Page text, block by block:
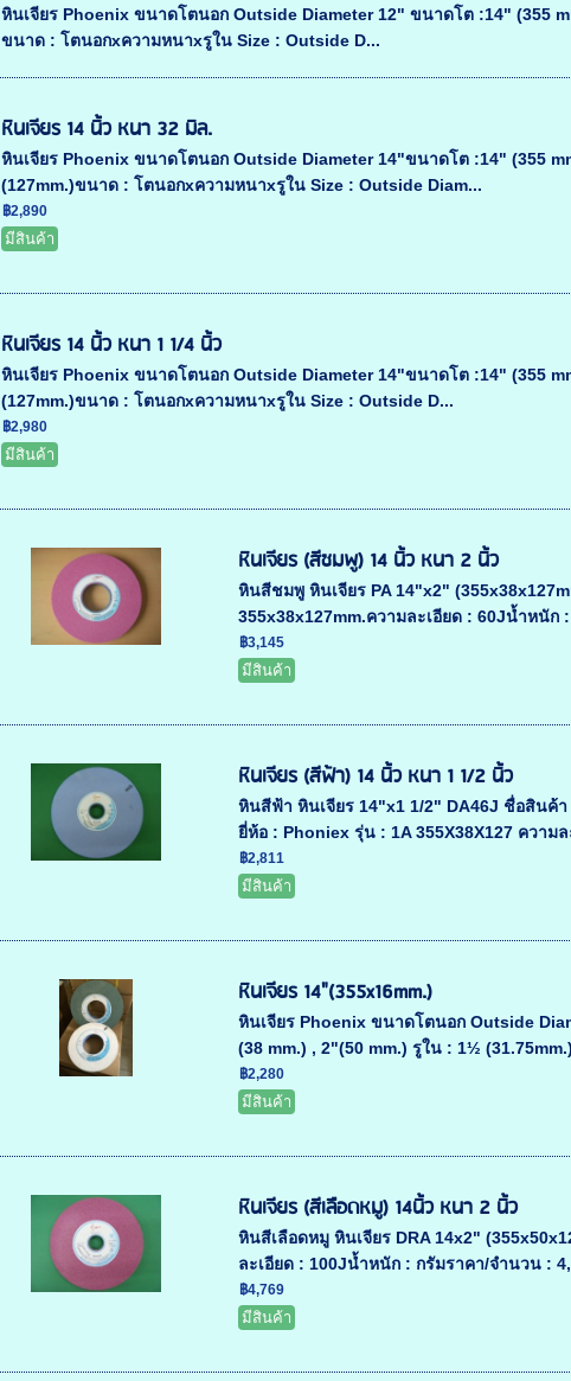
หินเจียร Phoenix ขนาดโตนอก Outside Diameter 12" ขนาดโต :14" (355
ขนาด : โตนอกxความหนาxรูใน Size : Outside D...
หินเจียร 14 นิ้ว หนา 32 มิล.
หินเจียร Phoenix ขนาดโตนอก Outside Diameter 14"ขนาดโต :14" (355
(127mm.)ขนาด : โตนอกxความหนาxรูใน Size : Outside Diam...
฿2,890
มีสินค้า
หินเจียร 14 นิ้ว หนา 1 1/4 นิ้ว
หินเจียร Phoenix ขนาดโตนอก Outside Diameter 14"ขนาดโต :14" (355
(127mm.)ขนาด : โตนอกxความหนาxรูใน Size : Outside D...
฿2,980
มีสินค้า
หินเจียร (สีชมพู) 14 นิ้ว หนา 2 นิ้ว
หินสีชมพู หินเจียร PA 14"x2"
355x38x127mm.ความละเอียด : 60Jน้ำหนัก
฿3,145
มีสินค้า
หินเจียร (สีฟ้า) 14 นิ้ว หนา 1 1/2 นิ้ว
หินสีฟ้า หินเจียร 14"x1 1/2" DA46J ชื่อสินค้า
ยี่ห้อ : Phoniex รุ่น : 1A 355X38X127 ความล
฿2,811
มีสินค้า
หินเจียร 14"(355x16mm.)
หินเจียร Phoenix ขนาดโตนอก Outside
(38 mm.) , 2"(50 mm.) รูใน : 1½
฿2,280
มีสินค้า
หินเจียร (สีเลือดหมู) 14นิ้ว หนา 2 นิ้ว
หินสีเลือดหมู หินเจียร DRA 14x2"
ละเอียด : 100Jน้ำหนัก : กรัมราคา/จำนวน :
฿4,769
มีสินค้า